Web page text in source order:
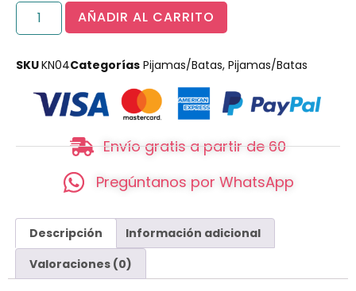
AÑADIR AL CARRITO
SKUKN04Categorías Pijamas/Batas, Pijamas/Batas
Envío gratis a partir de 60
Pregúntanos por WhatsApp
Descripción
Información adicional
Valoraciones (0)